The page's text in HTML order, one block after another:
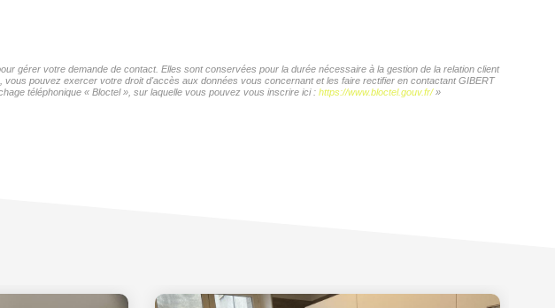
gérer votre demande de contact. Elles sont conservées pour la durée nécessaire à la gestion de la relation client
pouvez exercer votre droit d'accès aux données vous concernant et les faire rectifier en contactant GIBERT
téléphonique « Bloctel », sur laquelle vous pouvez vous inscrire ici : https://www.bloctel.gouv.fr/»